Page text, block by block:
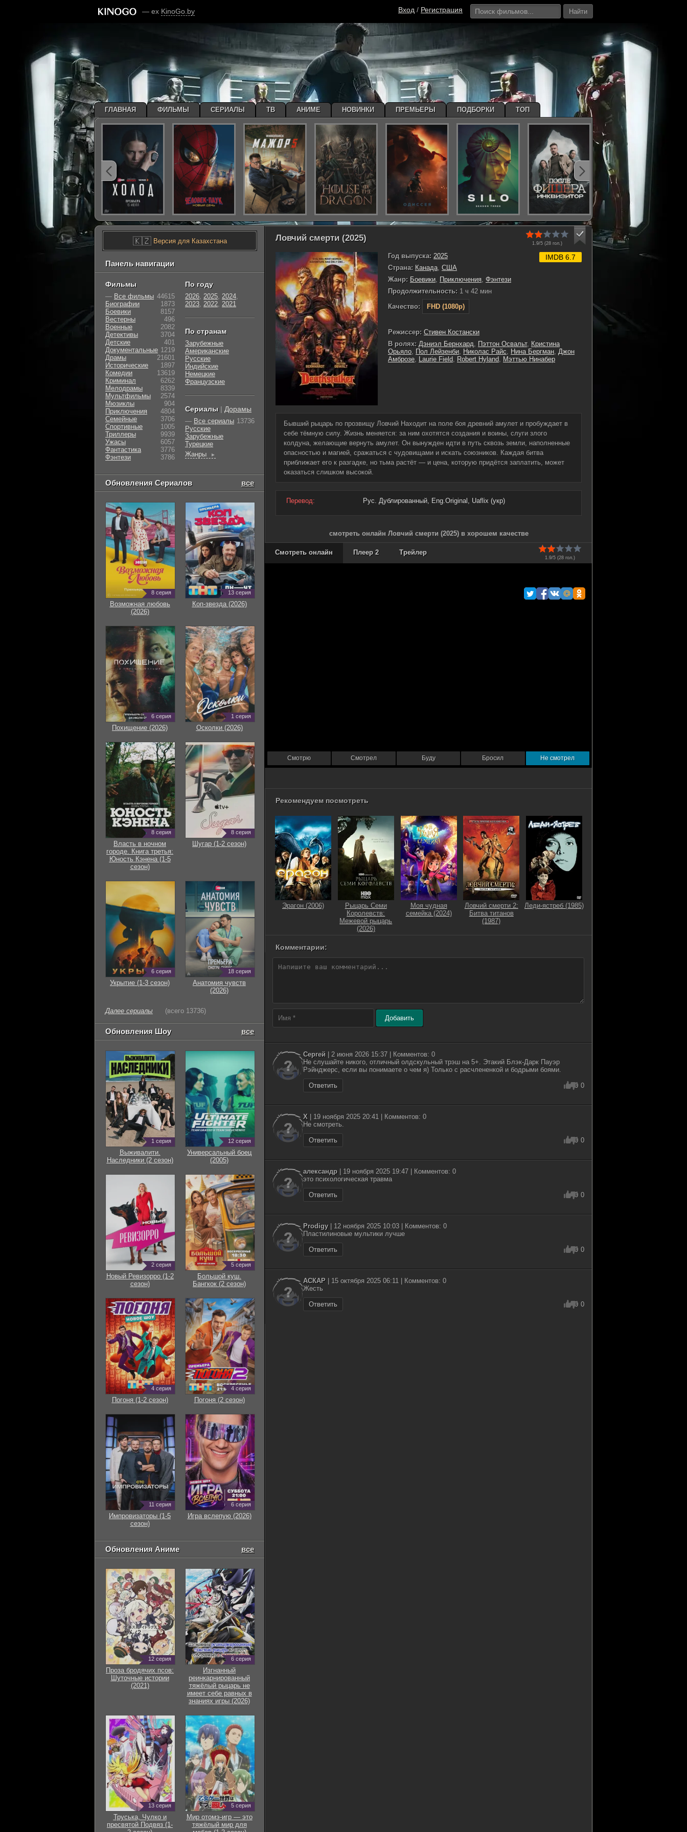
— ex KinoGo.by Вход / Регистрация Найти
Ловчий смерти (2025)
1.9/5 (28 гол.)
Год выпуска: 2025
Страна: Канада, США
Жанр: Боевики, Приключения, Фэнтези
Продолжительность: 1 ч 42 мин
Качество:
FHD (1080p)
IMDB 6.7
Режиссер: Стивен Костански
В ролях: Дэниэл Бернхард, Пэттон Освальт, Кристина
Орьяло, Пол Лейзенби, Николас Райс, Нина Бергман, Джон
Амброзе, Laurie Field, Robert Hyland, Мэттью Нинабер
Бывший рыцарь по прозвищу Ловчий Находит на поле боя древний амулет и пробуждает в
себе тёмную силу. Жизнь меняется: за ним охотятся создания и воины, слуги злого
колдуна, желающие вернуть амулет. Он вынужден идти в путь сквозь земли, наполненные
опасностью и магией, сражаться с чудовищами и искать союзников. Каждая битва
приближает его к разгадке, но тьма растёт — и цена, которую придётся заплатить, может
оказаться слишком высокой.
Перевод: Рус. Дублированный, Eng.Original, Uaflix (укр)
смотреть онлайн Ловчий смерти (2025) в хорошем качестве
1.9/5 (28 гол.)
Смотреть онлайн Плеер 2 Трейлер
Смотрю Смотрел Буду Бросил Не смотрел
Рекомендуем посмотреть
Эрагон (2006)
Рыцарь Семи
Королевств:
Межевой рыцарь
(2026)
Моя чудная
семейка (2024)
Ловчий смерти 2:
Битва титанов
(1987)
Леди-ястреб (1985)
Комментарии:
Добавить
Сергей | 2 июня 2026 15:37 | Комментов: 0
Не слушайте никого, отличный олдскульный трэш на 5+. Этакий Блэк-Дарк Пауэр
Рэйнджерс, если вы понимаете о чем я) Только с расчлененкой и бодрыми боями.
Ответить 0 0
Х | 19 ноября 2025 20:41 | Комментов: 0
Не смотреть.
Ответить 0 0
александр | 19 ноября 2025 19:47 | Комментов: 0
это психологическая травма
Ответить 0 0
Prodigy| 12 ноября 2025 10:03 | Комментов: 0
Пластилиновые мультики лучше
Ответить 0 0
АСКАР | 15 октября 2025 06:11 | Комментов: 0
Жесть
Ответить 0 0
🇰🇿Версия для Казахстана
Панель навигации
Фильмы
— Все фильмы 44615
Биографии
1873
Боевики
8157
Вестерны
496
Военные
2082
Детективы
3704
Детские
401
Документальные 1219
Драмы
21601
Исторические
1897
Комедии
13619
Криминал
6262
Мелодрамы
8339
Мультфильмы
2574
Мюзиклы
904
Приключения
4804
Семейные
3706
Cпортивные
1005
Триллеры
9939
Ужасы
6057
Фантастика
3776
Фэнтези
3786
По году
2026, 2025, 2024,
2023, 2022, 2021
По странам
Зарубежные
Американские
Русские
Индийские
Немецкие
Французские
Сериалы | Дорамы
— Все сериалы 13736
Русские
Зарубежные
Турецкие
Жанры
►
Обновления Сериалов все
8 серия
Возможная любовь
(2026)
13 серия
Коп-звезда (2026)
6 серия
Похищение (2026)
1 серия
Осколки (2026)
8 серия
Власть в ночном
городе. Книга третья:
Юность Кэнена (1-5
сезон)
8 серия
Шугар (1-2 сезон)
6 серия
Укрытие (1-3 сезон)
18 серия
Анатомия чувств
(2026)
Далее сериалы (всего 13736)
Обновления Шоу все
1 серия
Выживалити.
Наследники (2 сезон)
12 серия
Универсальный боец
(2005)
2 серия
Новый Ревизорро (1-2
сезон)
5 серия
Большой куш.
Бангкок (2 сезон)
4 серия
Погоня (1-2 сезон)
4 серия
Погоня (2 сезон)
11 серия
Импровизаторы (1-5
сезон)
6 серия
Игра вслепую (2026)
Обновления Аниме все
12 серия
Проза бродячих псов:
Шуточные истории
(2021)
6 серия
Изгнанный
реинкарнированный
тяжёлый рыцарь не
имеет себе равных в
знаниях игры (2026)
13 серия
Труська, Чулко и
пресвятой Подвяз (1-
5 серия
Мир отомэ-игр — это
тяжёлый мир для
ГЛАВНАЯ ФИЛЬМЫ СЕРИАЛЫ ТВ АНИМЕ НОВИНКИ ПРЕМЬЕРЫ ПОДБОРКИ ТОП